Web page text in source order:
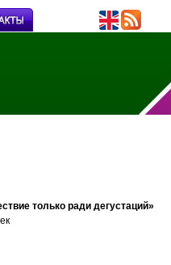
только ради дегустаций»